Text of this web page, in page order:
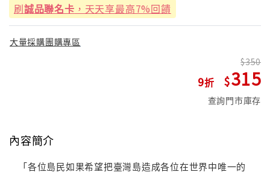
刷誠品聯名卡 ，天天享最高7%回饋
大量採購團購專區
9
350
315
查詢門市庫存
內容簡介
「各位島民如果希望把臺灣島造成各位在世界中唯一的